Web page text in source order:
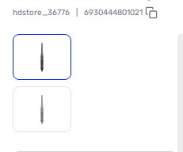
hdstore_36776 6930444801021